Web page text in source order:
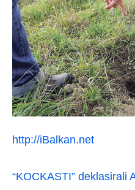
http://iBalkan.net
“KOCKASTI” deklasirali